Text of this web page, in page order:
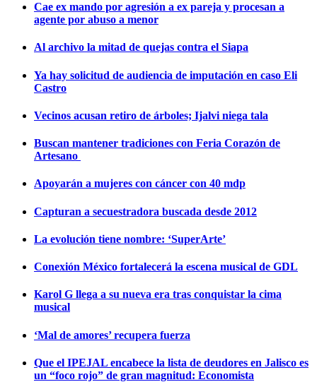
Cae ex mando por agresión a ex pareja y procesan a
agente por abuso a menor
Al archivo la mitad de quejas contra el Siapa
Ya hay solicitud de audiencia de imputación en caso Eli
Castro
Vecinos acusan retiro de árboles; Ijalvi niega tala
Buscan mantener tradiciones con Feria Corazón de
Artesano
Apoyarán a mujeres con cáncer con 40 mdp
Capturan a secuestradora buscada desde 2012
La evolución tiene nombre: ‘SuperArte’
Conexión México fortalecerá la escena musical de GDL
Karol G llega a su nueva era tras conquistar la cima
musical
‘Mal de amores’ recupera fuerza
Que el IPEJAL encabece la lista de deudores en Jalisco es
un “foco rojo” de gran magnitud: Economista